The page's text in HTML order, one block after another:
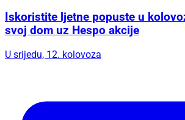
Iskoristite ljetne popuste u
svoj dom uz Hespo akcije
U srijedu, 12. kolovoza